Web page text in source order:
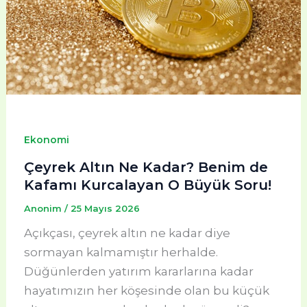
Ekonomi
Çeyrek Altın Ne Kadar? Benim de
Kafamı Kurcalayan O Büyük Soru!
Anonim / 25 Mayıs 2026
Açıkçası, çeyrek altın ne kadar diye
sormayan kalmamıştır herhalde.
Düğünlerden yatırım kararlarına kadar
hayatımızın her köşesinde olan bu küçük